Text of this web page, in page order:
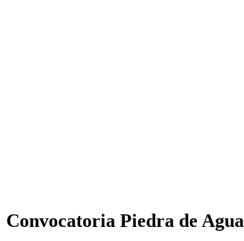
Convocatoria Piedra de Agua